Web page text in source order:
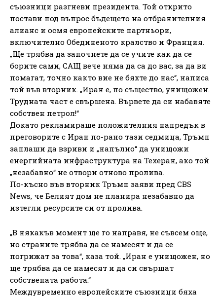
съюзници разгневи президента. Той открито
постави под въпрос бъдещето на отбранителния
алианс и осмя европейските партньори,
включително Обединеното кралство и Франция.
„Ще трябва да започнете да се учите как да се
борите сами, САЩ вече няма да са до вас, за да ви
помагат, точно както вие не бяхте до нас“, написа
той във вторник. „Иран е, по същество, унищожен.
Трудната част е свършена. Вървете да си набавяте
собствен петрол!“
Докато рекламираше положителния напредък в
преговорите с Иран по-рано тази седмица, Тръмп
заплаши да взриви и „напълно“ да унищожи
енергийната инфраструктура на Техеран, ако той
„незабавно“ не отвори отново пролива.
По-късно във вторник Тръмп заяви пред CBS
News, че Белият дом не планира незабавно да
изтегли ресурсите си от пролива.
„В някакъв момент ще го направя, не съвсем още,
но страните трябва да се намесят и да се
погрижат за това“, каза той. „Иран е унищожен, но
ще трябва да се намесят и да си свършат
собствената работа.“
Междувременно европейските съюзници бяха